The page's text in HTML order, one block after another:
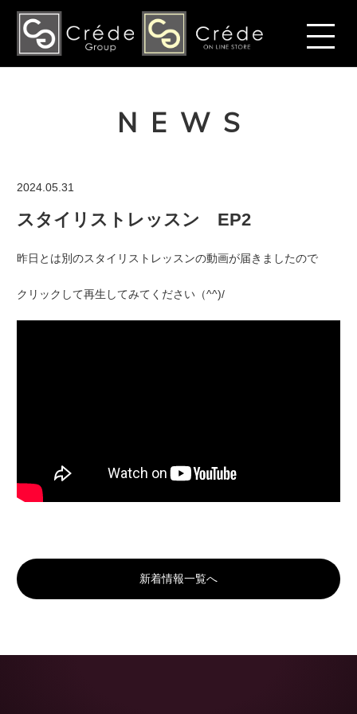
NEWS
2024.05.31
スタイリストレッスン EP2
昨日とは別のスタイリストレッスンの動画が届きましたので
クリックして再生してみてください（^^)/
新着情報一覧へ